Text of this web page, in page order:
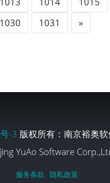
1030 1031 »
-3 版权所有：南京裕奥
YuAo Software
服务条款 隐私政策